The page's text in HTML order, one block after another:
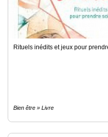
Rituels inédits et jeux pour
Bien être » Livre